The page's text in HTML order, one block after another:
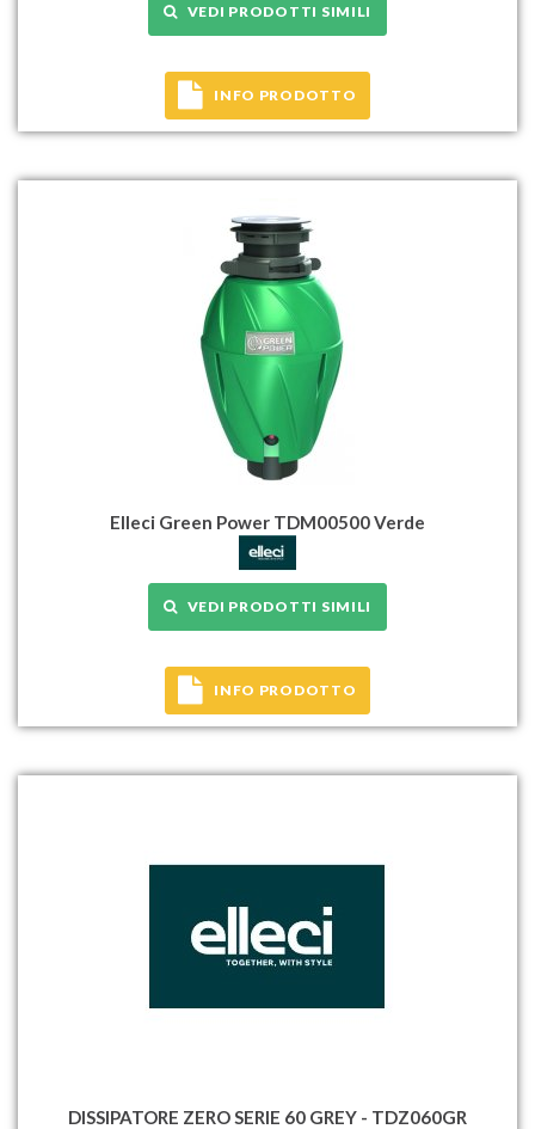
VEDI PRODOTTI SIMILI
INFO PRODOTTO
Elleci Green Power TDM00500 Verde
VEDI PRODOTTI SIMILI
INFO PRODOTTO
DISSIPATORE ZERO SERIE 60 GREY - TDZ060GR